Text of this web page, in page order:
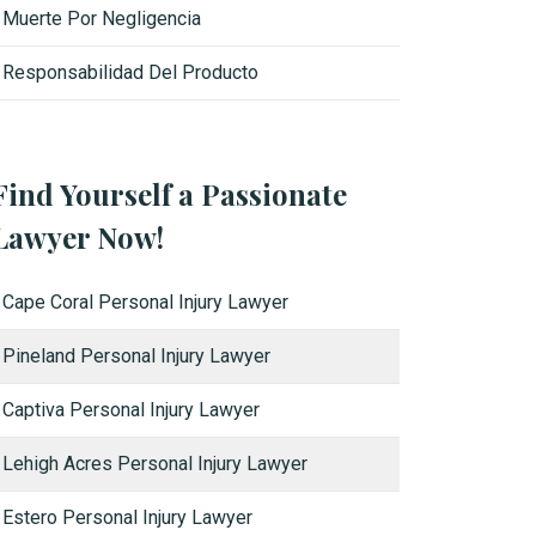
Muerte Por Negligencia
Responsabilidad Del Producto
Yourself a Passionate
Now!
Cape Coral Personal Injury Lawyer
Pineland Personal Injury Lawyer
Captiva Personal Injury Lawyer
Lehigh Acres Personal Injury Lawyer
Estero Personal Injury Lawyer